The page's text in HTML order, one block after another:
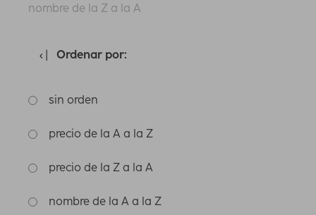
nombre de la Z a la A
Ordenar por:
sin orden
precio de la A a la Z
precio de la Z a la A
nombre de la A a la Z